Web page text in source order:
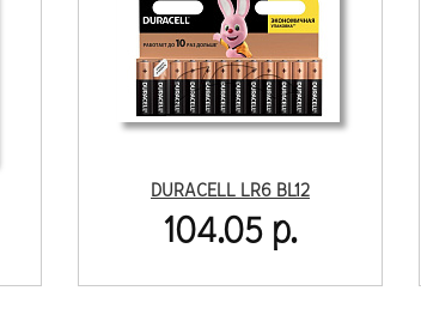
DURACELL LR6 BL12
104.05 р.